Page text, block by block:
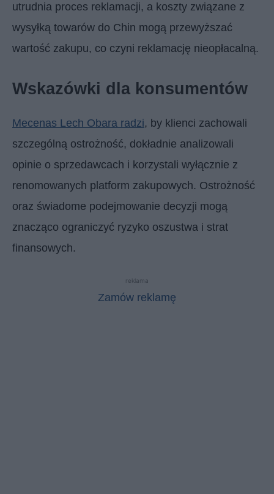
utrudnia proces reklamacji, a koszty związane z
wysyłką towarów do Chin mogą przewyższać
wartość zakupu, co czyni reklamację nieopłacalną.
Wskazówki dla konsumentów
Mecenas Lech Obara radzi, by klienci zachowali
szczególną ostrożność, dokładnie analizowali
opinie o sprzedawcach i korzystali wyłącznie z
renomowanych platform zakupowych. Ostrożność
oraz świadome podejmowanie decyzji mogą
znacząco ograniczyć ryzyko oszustwa i strat
finansowych.
reklama
Zamów reklamę